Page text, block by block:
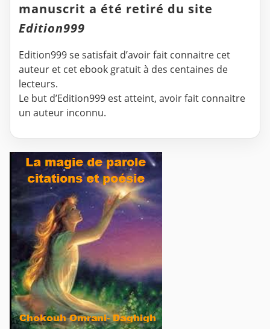
manuscrit a été retiré du site
Edition999
Edition999 se satisfait d’avoir fait connaitre cet
auteur et cet ebook gratuit à des centaines de
lecteurs.
Le but d’Edition999 est atteint, avoir fait connaitre
un auteur inconnu.